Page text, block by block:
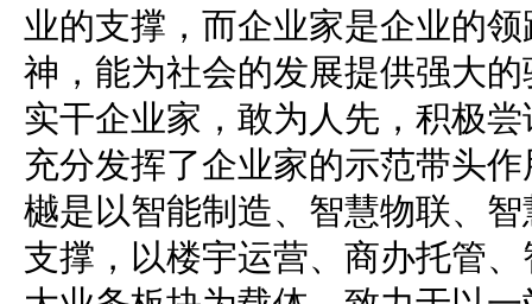
业的支撑，而企业家是企业的
神，能为社会的发展提供强大
实干企业家，敢为人先，积极
充分发挥了企业家的示范带头
樾是以智能制造、智慧物联、
支撑，以楼宇运营、商办托管